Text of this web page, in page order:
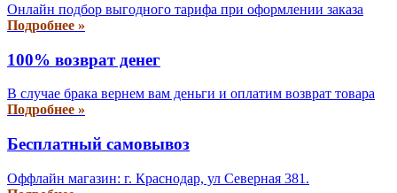
Онлайн подбор выгодного тарифа при оформлении заказа
Подробнее »
100% возврат денег
В случае брака вернем вам деньги и оплатим возврат товара
Подробнее »
Бесплатный самовывоз
Оффлайн магазин: г. Краснодар, ул Северная 381.